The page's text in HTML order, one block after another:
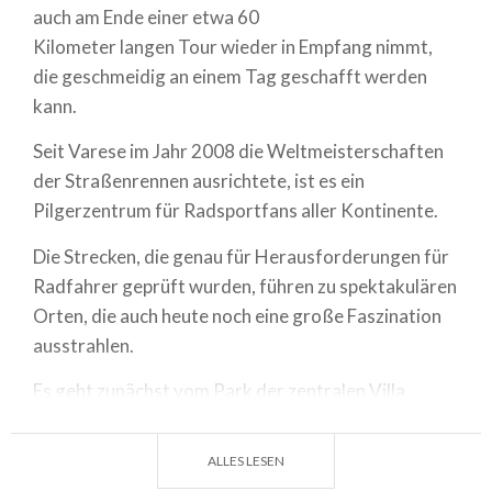
auch am Ende einer etwa 60
Kilometer langen Tour wieder in Empfang nimmt,
die geschmeidig an einem Tag geschafft werden
kann.
Seit Varese im Jahr 2008 die Weltmeisterschaften
der Straßenrennen ausrichtete, ist es ein
Pilgerzentrum für Radsportfans aller Kontinente.
Die Strecken, die genau für Herausforderungen für
Radfahrer geprüft wurden, führen zu spektakulären
Orten, die auch heute noch eine große Faszination
ausstrahlen.
Es geht zunächst vom Park der zentralen Villa
ALLES LESEN